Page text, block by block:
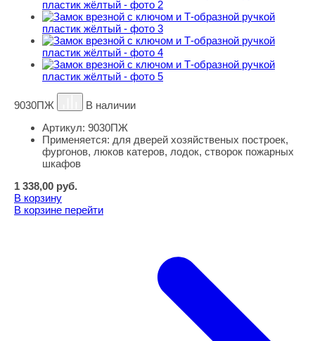
9030ПЖ
В наличии
Артикул: 9030ПЖ
Применяется: для дверей хозяйственых построек,
фургонов, люков катеров, лодок, створок пожарных
шкафов
1 338,00 руб.
В корзину
В корзине перейти